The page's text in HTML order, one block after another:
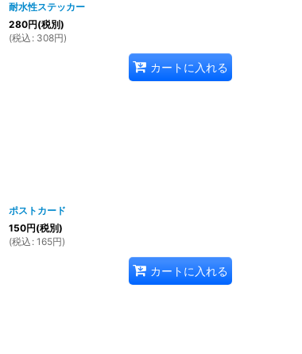
耐水性ステッカー
280円(税別)
(税込 : 308円)
カートに入れる
ポストカード
150円(税別)
(税込 : 165円)
カートに入れる